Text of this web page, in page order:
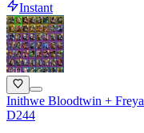
Instant
Inithwe Bloodtwin +
D244